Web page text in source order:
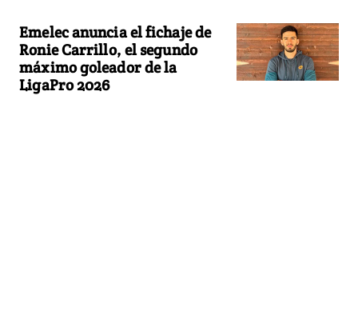
Emelec anuncia el fichaje de
Ronie Carrillo, el segundo
máximo goleador de la
LigaPro 2026